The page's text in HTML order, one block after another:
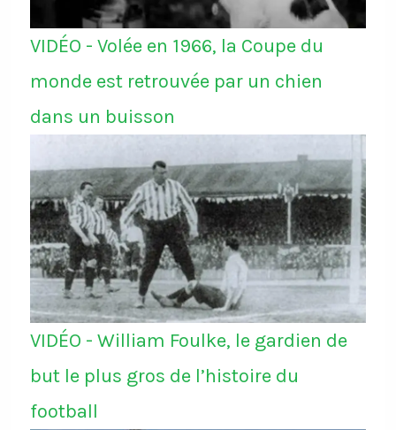
VIDÉO - Volée en 1966, la Coupe du
monde est retrouvée par un chien
dans un buisson
VIDÉO - William Foulke, le gardien de
but le plus gros de l’histoire du
football